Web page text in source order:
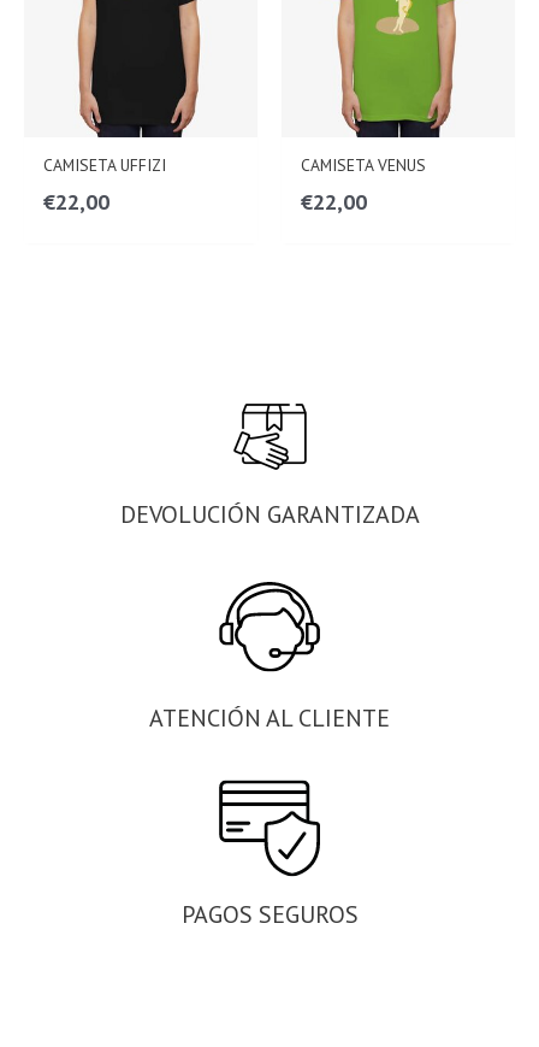
CAMISETA UFFIZI
€22,00
CAMISETA VENUS
€22,00
DEVOLUCIÓN GARANTIZADA
ATENCIÓN AL CLIENTE
PAGOS SEGUROS